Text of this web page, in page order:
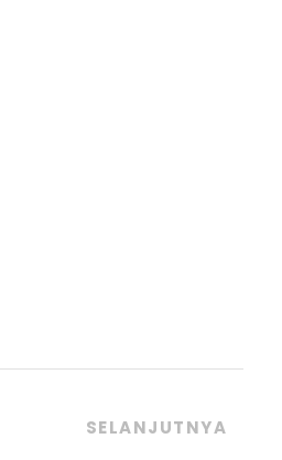
SELANJUTNYA